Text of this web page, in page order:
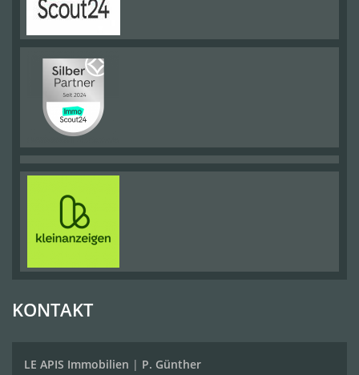
KONTAKT
LE APIS Immobilien | P. Günther